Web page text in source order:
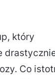
który
Co